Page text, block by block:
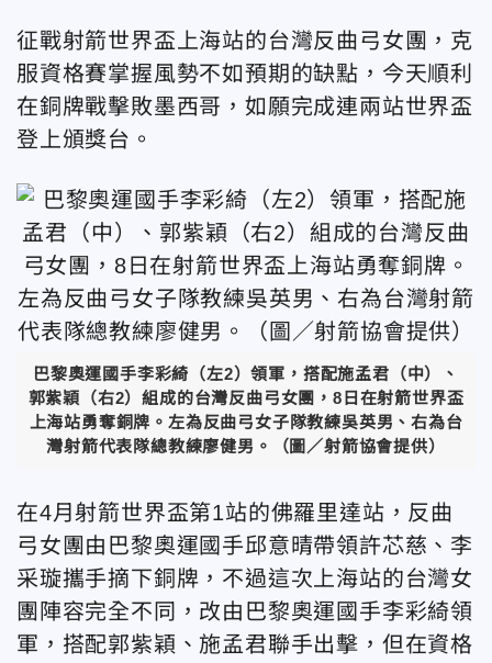
征戰射箭世界盃上海站的台灣反曲弓女團，克
服資格賽掌握風勢不如預期的缺點，今天順利
在銅牌戰擊敗墨西哥，如願完成連兩站世界盃
登上頒獎台。
巴黎奧運國手李彩綺（左2）領軍，搭配施孟君（中）、
郭紫穎（右2）組成的台灣反曲弓女團，8日在射箭世界盃
上海站勇奪銅牌。左為反曲弓女子隊教練吳英男、右為台
灣射箭代表隊總教練廖健男。（圖／射箭協會提供）
在4月射箭世界盃第1站的佛羅里達站，反曲
弓女團由巴黎奧運國手邱意晴帶領許芯慈、李
采璇攜手摘下銅牌，不過這次上海站的台灣女
團陣容完全不同，改由巴黎奧運國手李彩綺領
軍，搭配郭紫穎、施孟君聯手出擊，但在資格